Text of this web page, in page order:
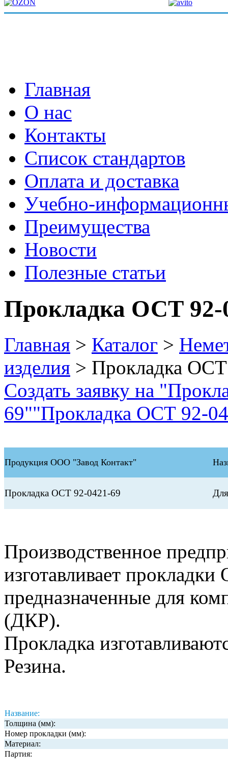
Главная
О нас
Контакты
Список стандартов
Оплата и доставка
Учебно-
Преимущества
Новости
Полезные статьи
Прокладка ОСТ 92-
Главная > Каталог >
изделия > Прокладка
Создать заявку на
69""Прокладка ОСТ 92-
Продукция ООО "Завод Контакт"
Прокладка ОСТ 92-0421-69
Производственное
изготавливает
предназначенные для
(ДКР).
Прокладка
Резина.
Название:
Толщина (мм):
Номер прокладки (мм):
Материал:
Партия: